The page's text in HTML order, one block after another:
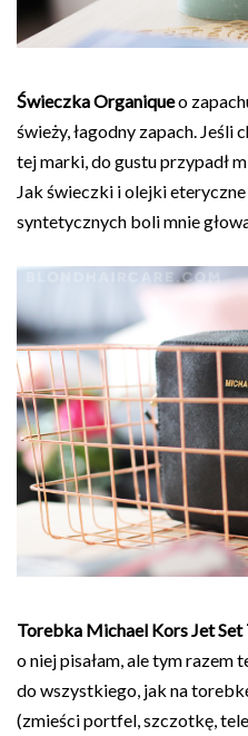
Świeczka Organiqueo
świeży, łagodny zapach. Jeśli
tej marki, do gustu przypadł
Jak świeczki i olejki
syntetycznych boli mnie
Torebka Michael Kors Jet
o niej pisałam, ale tym razem
do wszystkiego, jak na
(zmieści portfel, szczotkę,